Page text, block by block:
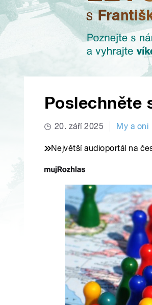
Poslechněte
20. září 2025 My a oni
Největší audioportál na